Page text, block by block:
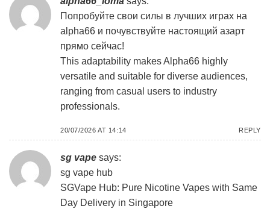
Попробуйте свои силы в лучших играх на
alpha66 и почувствуйте настоящий азарт
прямо сейчас!
This adaptability makes Alpha66 highly
versatile and suitable for diverse audiences,
ranging from casual users to industry
professionals.
20/07/2026 AT 14:14 REPLY
sg vape says:
sg vape hub
SGVape Hub: Pure Nicotine Vapes with Same
Day Delivery in Singapore